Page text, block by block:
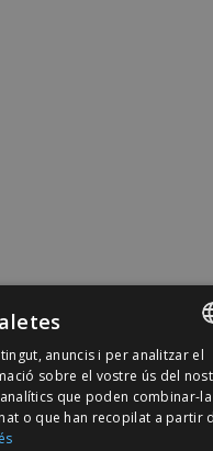
SPANISH
CATALÀ
anuncis i per analitzar el
sobre el vostre ús del
que poden combinar-
o que han recopilat a partir